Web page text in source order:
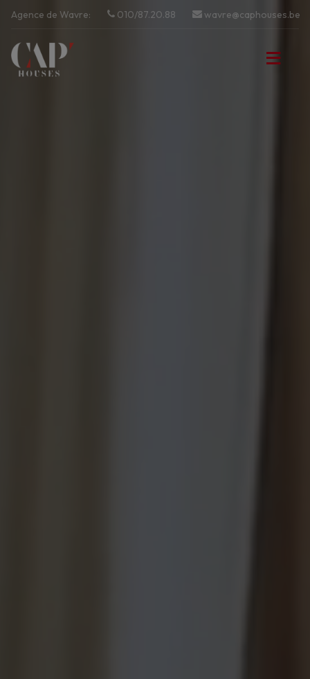
Agence de Wavre: 010/87.20.88 wavre@caphouses.be
Navigated to CAP'HOUSES